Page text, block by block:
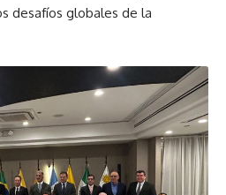
desafíos globales de la